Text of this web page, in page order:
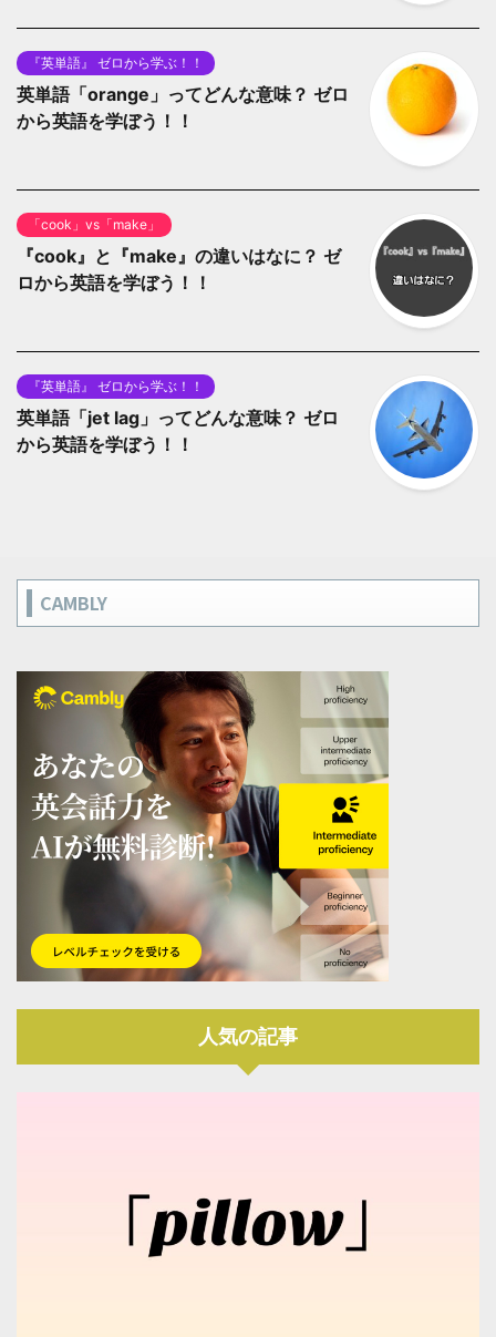
『英単語』 ゼロから学ぶ！！
英単語「orange」ってどんな意味？ ゼロ
から英語を学ぼう！！
「cook」vs「make」
『cook』と『make』の違いはなに？ ゼ
ロから英語を学ぼう！！
『英単語』 ゼロから学ぶ！！
英単語「jet lag」ってどんな意味？ ゼロ
から英語を学ぼう！！
CAMBLY
人気の記事